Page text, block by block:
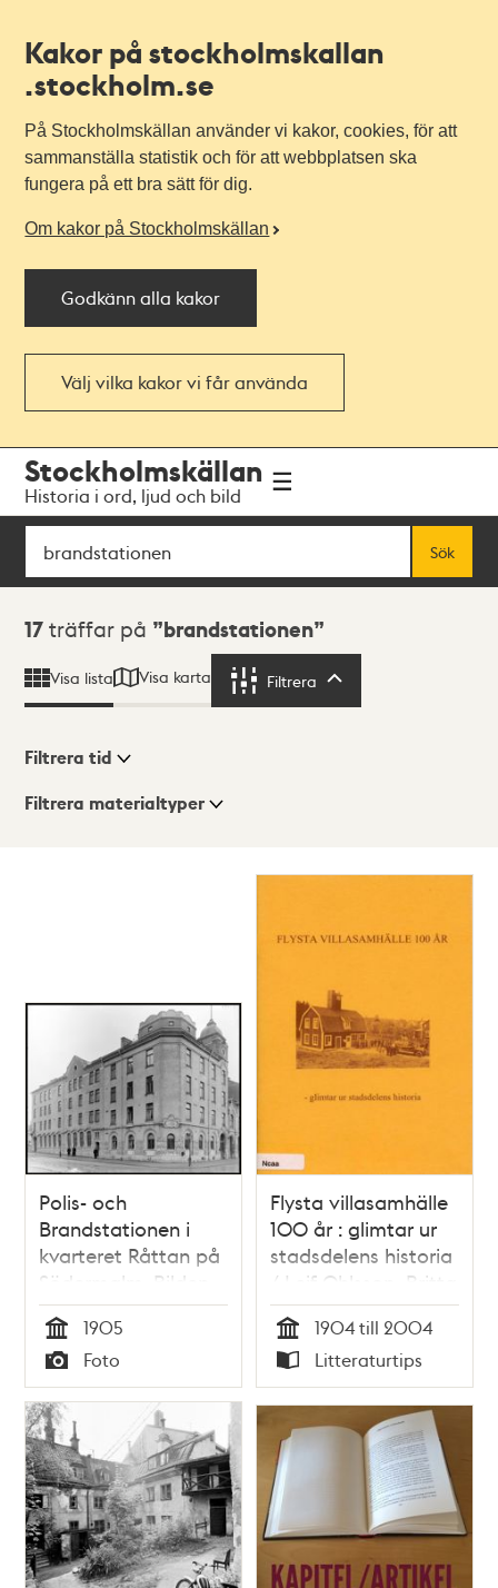
Kakor på stockholmskallan
.stockholm.se
På Stockholmskällan använder vi kakor, cookies, för att
sammanställa statistik och för att webbplatsen ska
fungera på ett bra sätt för dig.
Om kakor på Stockholmskällan
Godkänn alla kakor
Välj vilka kakor vi får använda
navigationen
huvudinnehållet
Stockholmskällan
Historia i ord, ljud och bild
Sök
Sök
Sökresultat
17 träffar på brandstationen
Visa lista Visa karta Filtrera
Visningsläge
Filtrera tid
Filtrera materialtyper
Polis- och
Brandstationen i
kvarteret Råttan på
Södermalm. Bilden
från ca 1905 visar
båda stationerna,
t.v. Polisstationen
vid
Rosenlundsgatan 1
och t.h.
Brandsstationen vid
Krukmakargatan 22
Tid
1905
Typ
Foto
Flysta villasamhälle
100 år : glimtar ur
stadsdelens historia
/ Leif Ohlsson, Britta
Peterson
Tid
1904 till 2004
Typ
Litteraturtips